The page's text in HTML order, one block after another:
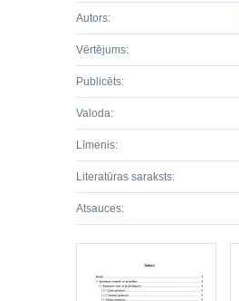
Autors:
Vērtējums:
Publicēts:
Valoda:
Līmenis:
Literatūras saraksts:
Atsauces: